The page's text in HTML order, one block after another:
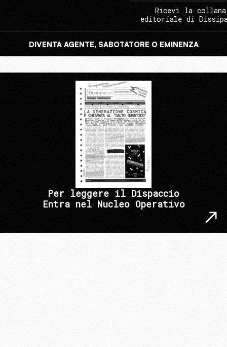
Ricevi la collana
editoriale di
DIVENTA AGENTE, SABOTATORE O EMINENZA
Per leggere il Dispaccio
Entra nel Nucleo Operativo